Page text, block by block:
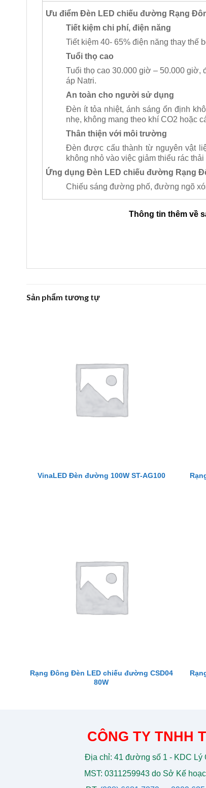
Ưu điểm Đèn LED chiếu đường Rạng
Tiết kiệm chi phí, điện năng
Tiết kiệm 40- 65% điện năng thay thế
Tuổi thọ cao
Tuổi thọ cao 30.000 giờ – 50.000 giờ,
áp Natri.
An toàn cho người sử dụng
Đèn ít tỏa nhiệt, ánh sáng ổn định
nhẹ, không mang theo khí CO2 hoặc
Thân thiện với môi trường
Đèn được cấu thành từ nguyên vật
không nhỏ vào việc giảm thiểu rác
Ứng dụng Đèn LED chiếu đường Rạng
Chiếu sáng đường phố, đường ngõ
Thông tin thêm về
Sản phẩm tương tự
VinaLED Đèn đường 100W ST-AG100
Rạng Đông Đèn LED chiếu đường CSD04
80W
CÔNG TY TNHH
Địa chỉ: 41 đường số 1 - KDC Lý
MST: 0311259943 do Sở Kế